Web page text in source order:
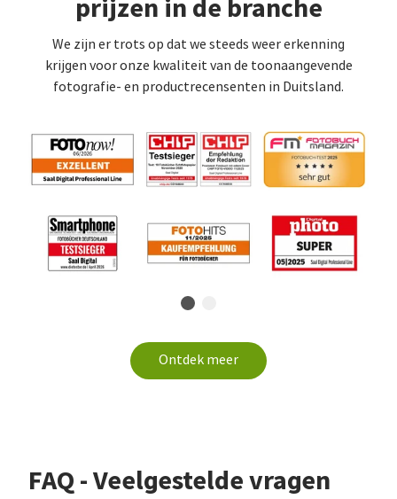
prijzen in de branche
We zijn er trots op dat we steeds weer erkenning
krijgen voor onze kwaliteit van de toonaangevende
fotografie- en productrecensenten in Duitsland.
Ontdek meer
FAQ - Veelgestelde vragen